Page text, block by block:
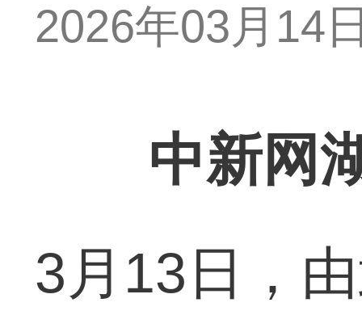
2026年03月14
中新网
3月13日，